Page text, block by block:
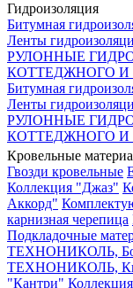
Гидроизоляция
Битумная
Ленты
РУЛОННЫЕ
КОТТЕДЖНОГО И
Битумная
Ленты
РУЛОННЫЕ
КОТТЕДЖНОГО И
Кровельные
Гвозди кровельные
Коллекция "Джаз"
Аккорд"
карнизная черепица
Подкладочные
ТЕХНОНИКОЛЬ,
ТЕХНОНИКОЛЬ,
"Кантри"